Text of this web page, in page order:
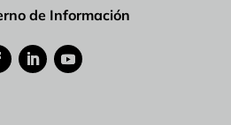
de Información